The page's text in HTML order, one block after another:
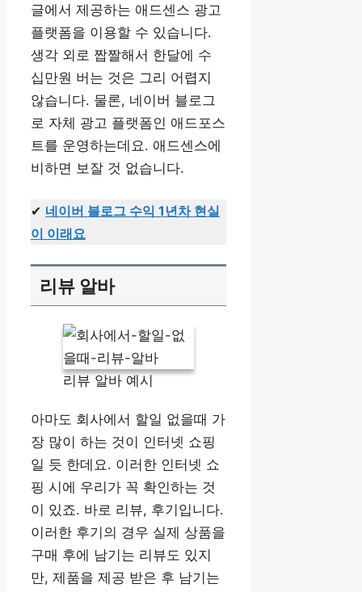
글에서 제공하는 애드센스 광고
플랫폼을 이용할 수 있습니다.
생각 외로 짭짤해서 한달에 수
십만원 버는 것은 그리 어렵지
않습니다. 물론, 네이버 블로그
로 자체 광고 플랫폼인 애드포스
트를 운영하는데요. 애드센스에
비하면 보잘 것 없습니다.
✔ 네이버 블로그 수익 1년차 현실
이 이래요
리뷰 알바
리뷰 알바 예시
아마도 회사에서 할일 없을때 가
장 많이 하는 것이 인터넷 쇼핑
일 듯 한데요. 이러한 인터넷 쇼
핑 시에 우리가 꼭 확인하는 것
이 있죠. 바로 리뷰, 후기입니다.
이러한 후기의 경우 실제 상품을
구매 후에 남기는 리뷰도 있지
만, 제품을 제공 받은 후 남기는